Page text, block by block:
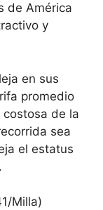
de América
y
en sus
promedio
de la
sea
el estatus
Milla)